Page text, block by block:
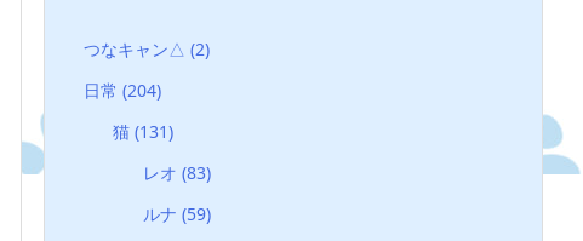
つなキャン△ (2)
日常 (204)
猫(131)
レオ (83)
ルナ (59)